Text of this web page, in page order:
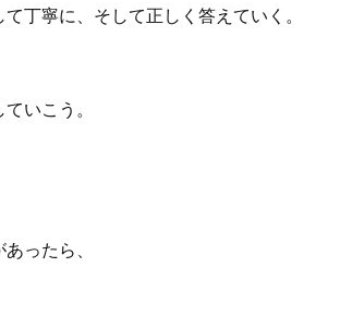
丁寧に、そして正しく答えていく。
いこう。
ったら、